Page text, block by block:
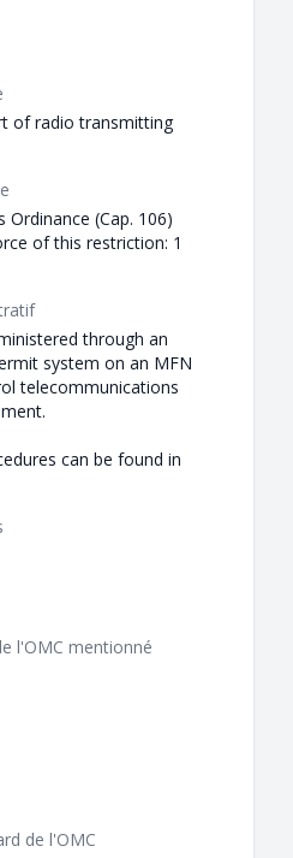
of radio transmitting
(Cap. 106)
of this restriction: 1
through an
system on an MFN
telecommunications
can be found in
l'OMC mentionné
de l'OMC